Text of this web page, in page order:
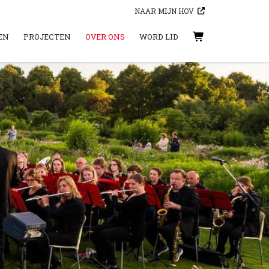
NAAR MIJN HOV
PROJECTEN OVER ONS WORD LID WINKELWAGEN